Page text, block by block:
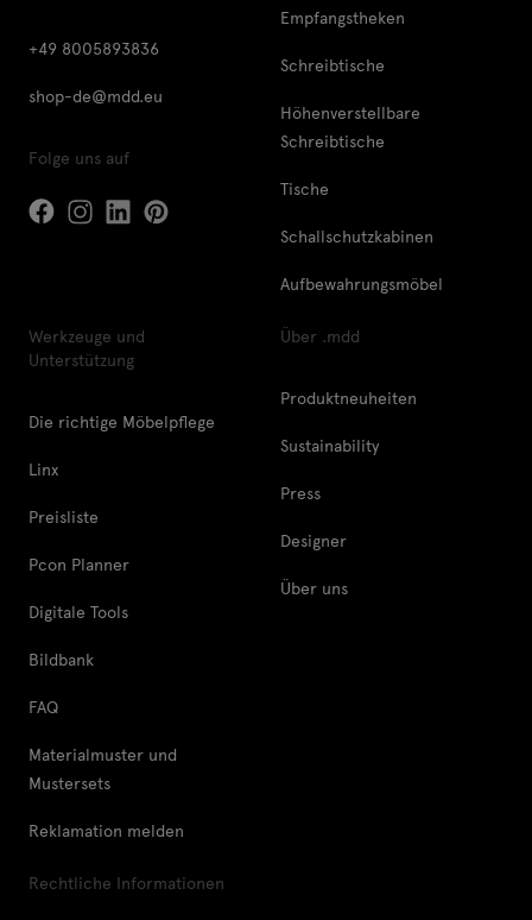
+49 8005893836
shop-de@mdd.eu
Folge uns auf
Empfangstheken
Schreibtische
Höhenverstellbare
Schreibtische
Tische
Schallschutzkabinen
Aufbewahrungsmöbel
Werkzeuge und
Unterstützung
Die richtige Möbelpflege
Linx
Preisliste
Pcon Planner
Digitale Tools
Bildbank
FAQ
Materialmuster und
Mustersets
Reklamation melden
Über .mdd
Produktneuheiten
Sustainability
Press
Designer
Über uns
Rechtliche Informationen